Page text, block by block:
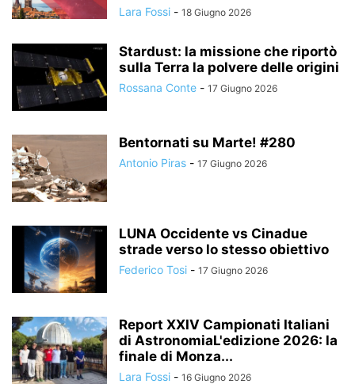
Lara Fossi - 18 Giugno 2026
Stardust: la missione che riportò
sulla Terra la polvere delle origini
Rossana Conte - 17 Giugno 2026
Bentornati su Marte! #280
Antonio Piras - 17 Giugno 2026
LUNA Occidente vs Cinadue
strade verso lo stesso obiettivo
Federico Tosi - 17 Giugno 2026
Report XXIV Campionati Italiani
di AstronomiaL'edizione 2026: la
finale di Monza...
Lara Fossi - 16 Giugno 2026